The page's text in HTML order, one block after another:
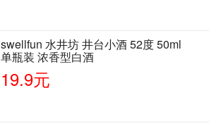
swellfun 水井坊 井台小酒 52度 50ml
单瓶装 浓香型白酒
19.9元